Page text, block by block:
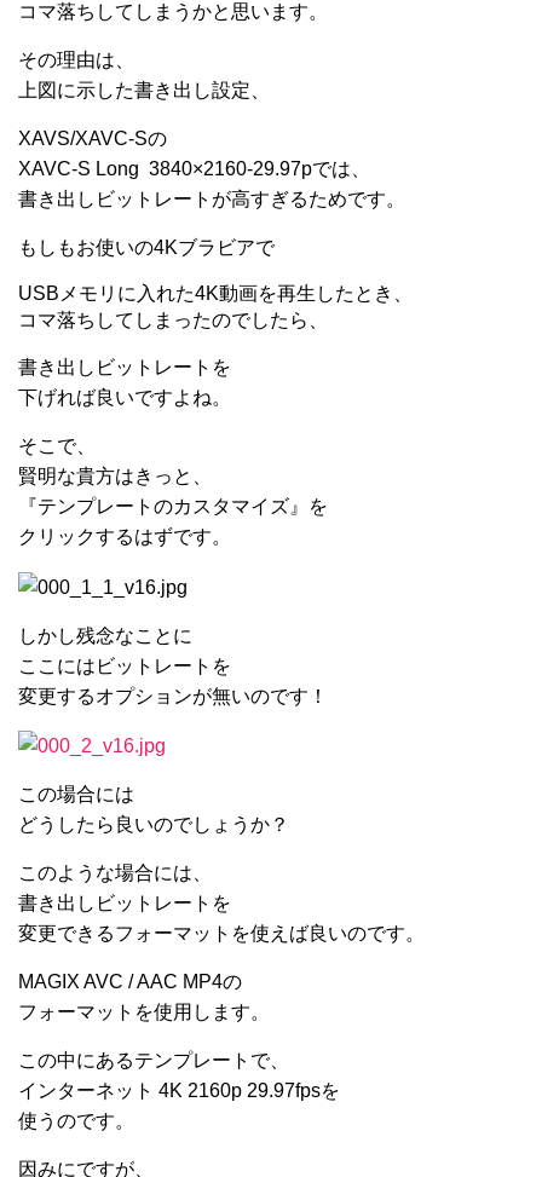
コマ落ちしてしまうかと思います。
その理由は、
上図に示した書き出し設定、
XAVS/XAVC-Sの
XAVC-S Long 3840×2160-29.97pでは、
書き出しビットレートが高すぎるためです。
もしもお使いの4Kブラビアで
USBメモリに入れた4K動画を再生したとき、
コマ落ちしてしまったのでしたら、
書き出しビットレートを
下げれば良いですよね。
そこで、
賢明な貴方はきっと、
『テンプレートのカスタマイズ』を
クリックするはずです。
しかし残念なことに
ここにはビットレートを
変更するオプションが無いのです！
この場合には
どうしたら良いのでしょうか？
このような場合には、
書き出しビットレートを
変更できるフォーマットを使えば良いのです。
MAGIX AVC / AAC MP4の
フォーマットを使用します。
この中にあるテンプレートで、
インターネット 4K 2160p 29.97fpsを
使うのです。
因みにですが、